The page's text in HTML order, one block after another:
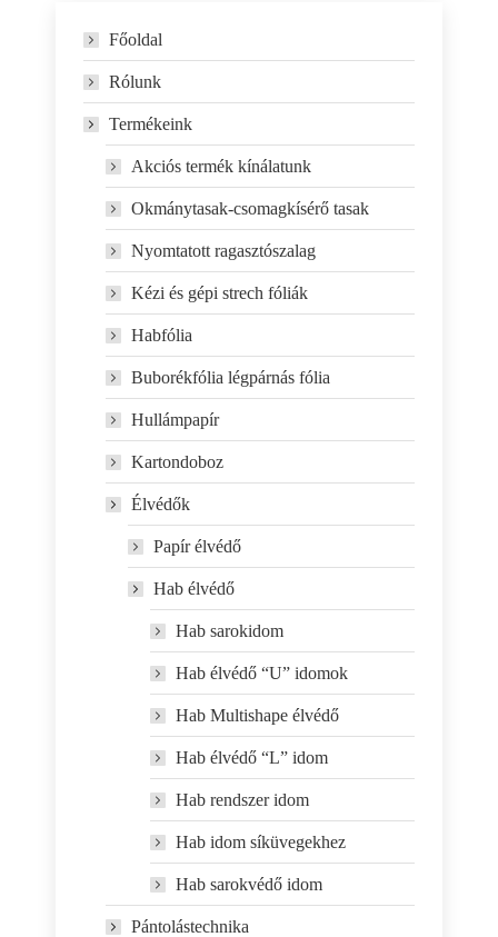
Főoldal
Rólunk
Termékeink
Akciós termék kínálatunk
Okmánytasak-csomagkísérő tasak
Nyomtatott ragasztószalag
Kézi és gépi strech fóliák
Habfólia
Buborékfólia légpárnás fólia
Hullámpapír
Kartondoboz
Élvédők
Papír élvédő
Hab élvédő
Hab sarokidom
Hab élvédő “U” idomok
Hab Multishape élvédő
Hab élvédő “L” idom
Hab rendszer idom
Hab idom síküvegekhez
Hab sarokvédő idom
Pántolástechnika